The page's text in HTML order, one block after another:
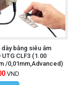
CHÍ MINH
Cúc, Xã Tân
Chí Minh.
dày bằng siêu âm
UTG CLF3 (1.00
/0,01mm,Advanced)
VND